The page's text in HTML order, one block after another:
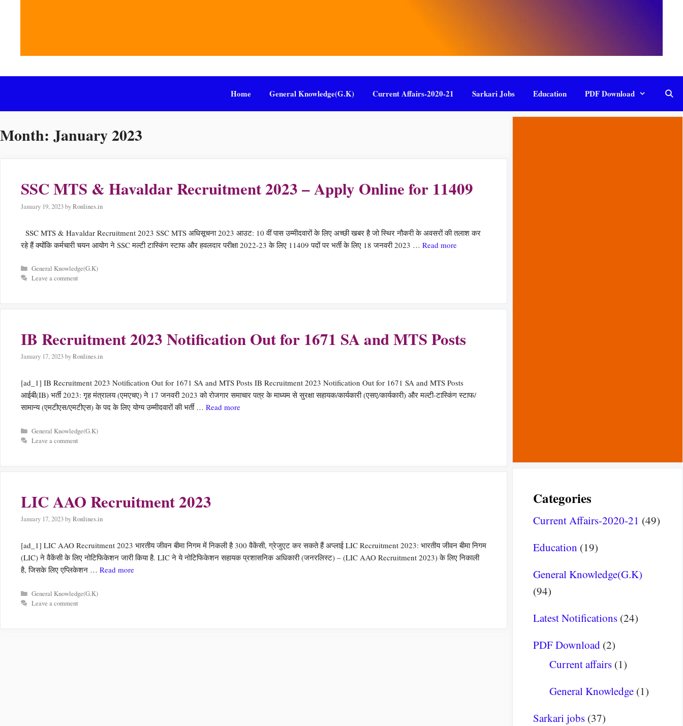
Home General Knowledge(G.K) Current Affairs-2020-21 Sarkari Jobs Education PDF Download
Month: January 2023
SSC MTS & Havaldar Recruitment 2023 – Apply Online for 11409
January 19, 2023byRonlines.in
SSC MTS & Havaldar Recruitment 2023 SSC MTS अधिसूचना 2023 आउट: 10 वीं पास उम्मीदवारों के लिए अच्छी खबर है जो स्थिर नौकरी के अवसरों की तलाश कर
रहे हैं क्योंकि कर्मचारी चयन आयोग ने SSC मल्टी टास्किंग स्टाफ और हवलदार परीक्षा 2022-23 के लिए 11409 पदों पर भर्ती के लिए 18 जनवरी 2023 … Read more
Categories
General Knowledge(G.K)
Leave a comment
IB Recruitment 2023 Notification Out for 1671 SA and MTS Posts
January 17, 2023byRonlines.in
[ad_1] IB Recruitment 2023 Notification Out for 1671 SA and MTS Posts IB Recruitment 2023 Notification Out for 1671 SA and MTS Posts
आईबी(IB) भर्ती 2023: गृह मंत्रालय (एमएचए) ने 17 जनवरी 2023 को रोजगार समाचार पत्र के माध्यम से सुरक्षा सहायक/कार्यकारी (एसए/कार्यकारी) और मल्टी-टास्किंग स्टाफ/
सामान्य (एमटीएस/एमटीएस) के पद के लिए योग्य उम्मीदवारों की भर्ती … Read more
Categories
General Knowledge(G.K)
Leave a comment
LIC AAO Recruitment 2023
January 17, 2023byRonlines.in
[ad_1] LIC AAO Recruitment 2023 भारतीय जीवन बीमा निगम में निकली है 300 वैकेंसी, ग्रेजुएट कर सकते हैं अप्लाई LIC Recruitment 2023: भारतीय जीवन बीमा निगम
(LIC) ने वैकेंसी के लिए नोटिफिकेशन जारी किया है. LIC ने ये नोटिफिकेशन सहायक प्रशासनिक अधिकारी (जनरलिस्ट) – (LIC AAO Recruitment 2023) के लिए निकाली
है, जिसके लिए एप्लिकेशन … Read more
Categories
General Knowledge(G.K)
Leave a comment
Categories
Current Affairs-2020-21 (49)
Education (19)
General Knowledge(G.K)
(94)
Latest Notifications (24)
PDF Download (2)
Current affairs(1)
General Knowledge(1)
Sarkari jobs (37)